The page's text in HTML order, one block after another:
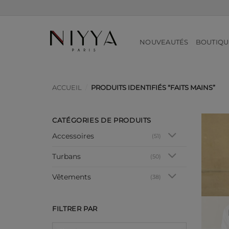
NOUVEAUTÉS
ACCUEIL PRODUITS IDENTIFIÉS “FAITS MAINS”
CATÉGORIES DE PRODUITS
Accessoires (51)
Turbans (50)
Vêtements (38)
FILTRER PAR